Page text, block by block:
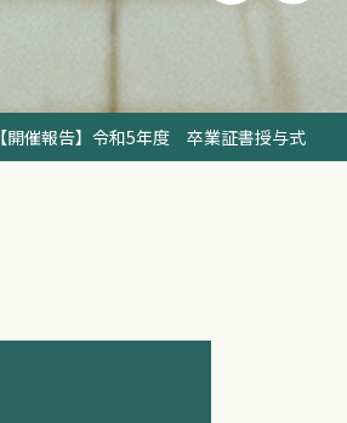
【開催報告】令和5年度 卒業証書授与式